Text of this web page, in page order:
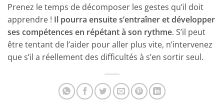
Prenez le temps de décomposer les gestes qu’il doit
apprendre ! Il pourra ensuite s’entraîner et développer
ses compétences en répétant à son rythme. S’il peut
être tentant de l’aider pour aller plus vite, n’intervenez
que s’il a réellement des difficultés à s’en sortir seul.